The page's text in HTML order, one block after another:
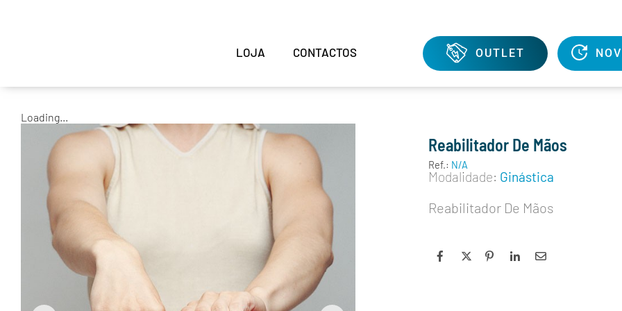
LOJA CONTACTOS OUTLET
Loading...
Reabilitador De Mãos
Ref.: N/A
Modalidade: Ginástica
Reabilitador De Mãos